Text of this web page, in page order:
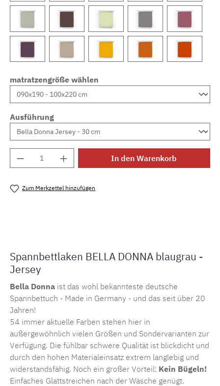
matratzengröße wählen
Ausführung
Produkt Anzahl: Gib den gewünschten
In den Warenkorb
Zum Merkzettel hinzufügen
Spannbettlaken BELLA DONNA blaugrau -
Jersey
Bella Donna ist das wohl bekannteste deutsche
Spannbettuch - Made in Germany - und das seit über 20
Jahren!
54 immer aktuelle Farben stehen hier in
außergewöhnlich vielen Größen und Sondervarianten zur
Verfügung. Die fühlbar schwere Qualität ist blickdicht und
durch den hohen Materialeinsatz extrem langlebig und
widerstandsfähig. Noch ein großer Vorteil: Kein Bügeln!
Einfaches Glattstreichen nach der Wäsche genügt.